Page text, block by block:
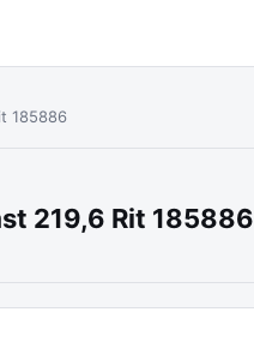
185886
219,6 Rit 185886